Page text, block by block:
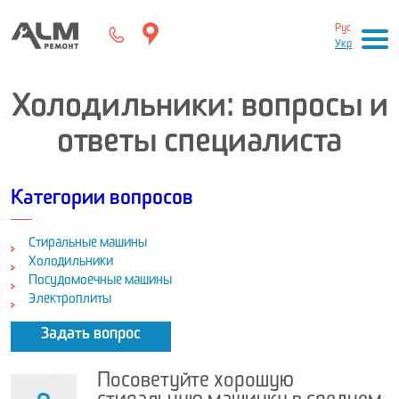
Рус
Укр
Холодильники: вопросы и
ответы специалиста
Категории вопросов
Стиральные машины
Холодильники
Посудомоечные машины
Электроплиты
Задать вопрос
Посоветуйте хорошую